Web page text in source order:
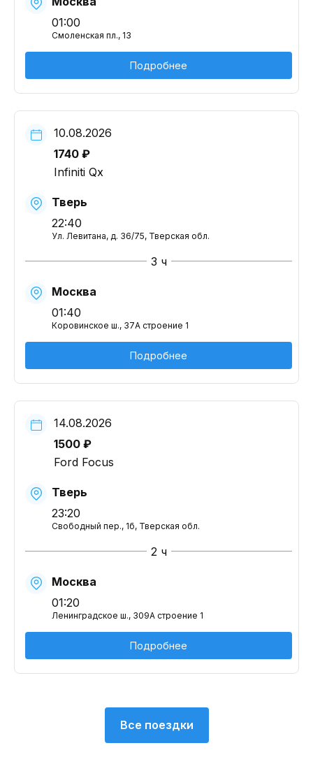
01:00
Смоленская пл., 13
Подробнее
10.08.2026
1740 ₽
Infiniti Qx
Тверь
22:40
Ул. Левитана, д. 36/75, Тверская обл.
3 ч
Москва
01:40
Коровинское ш., 37А строение 1
Подробнее
14.08.2026
1500 ₽
Ford Focus
Тверь
23:20
Свободный пер., 1б, Тверская обл.
2 ч
Москва
01:20
Ленинградское ш., 309А строение 1
Подробнее
Все поездки